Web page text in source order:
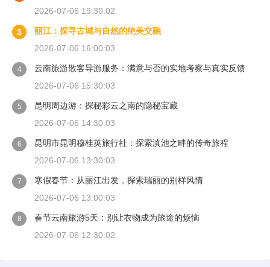
2026-07-06 19:30:02
3
丽江：探寻古城与自然的绝美交融
2026-07-06 16:00:03
4
云南旅游散客导游服务：满意与否的实地考察与真实反馈
2026-07-06 15:30:03
5
昆明周边游：探秘彩云之南的隐秘宝藏
2026-07-06 14:30:03
6
昆明市昆明穆桂英旅行社：探索滇池之畔的传奇旅程
2026-07-06 13:30:03
7
寒假春节：从丽江出发，探索瑞丽的别样风情
2026-07-06 13:00:03
8
春节云南旅游5天：别让衣物成为旅途的烦恼
2026-07-06 12:30:02